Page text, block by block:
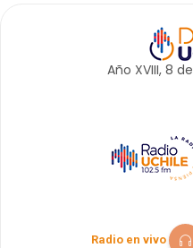
Año XVIII, 8 de
Radio en vivo